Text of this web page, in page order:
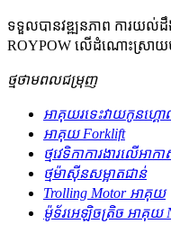
ទទួលបានវឌ្ឍនភាព ការយល់
ROYPOW លើដំណោះស្រា
ថ្មថាមពលជម្រុញ
អាគុយរទេះវាយកូនហ្គ
អាគុយ Forklift
ថ្មវេទិកាការងារលើអាក
ថ្មម៉ាស៊ីនសម្អាតជាន់
Trolling Motor អាគុយ
ម៉ូទ័រអេឡិចត្រិច អាគុយ